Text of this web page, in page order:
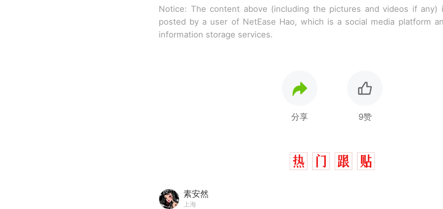
Notice: The content above (including the pictures and videos if any)
posted by a user of NetEase Hao, which is a social media platform
information storage services.
分享 9赞
素安然
上海